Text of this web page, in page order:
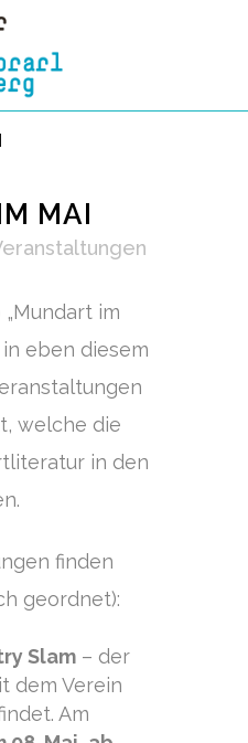
MAI
im
in eben diesem
welche die
in den
finden
geordnet):
Slam – der
dem Verein
Am